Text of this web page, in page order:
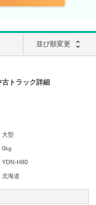
並び順変更 unfold_more
トラック詳細
大型
0kg
YDN-H80
北海道